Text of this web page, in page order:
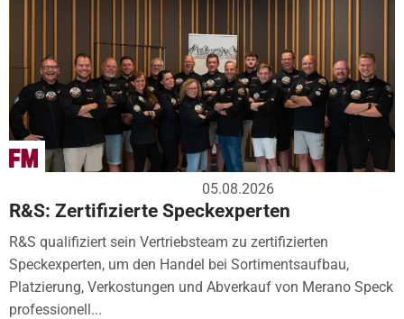
05.08.2026
R&S: Zertifizierte Speckexperten
R&S qualifiziert sein Vertriebsteam zu zertifizierten
Speckexperten, um den Handel bei Sortimentsaufbau,
Platzierung, Verkostungen und Abverkauf von Merano Speck
professionell...